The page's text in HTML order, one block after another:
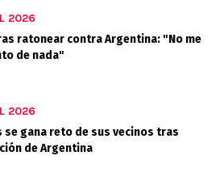
2026
ratonear contra Argentina: "No me
de nada"
2026
se gana reto de sus vecinos tras
de Argentina